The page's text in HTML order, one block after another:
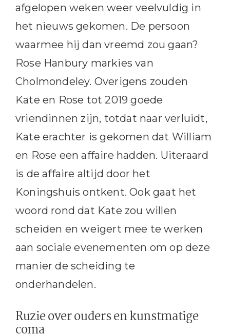
afgelopen weken weer veelvuldig in
het nieuws gekomen. De persoon
waarmee hij dan vreemd zou gaan?
Rose Hanbury markies van
Cholmondeley. Overigens zouden
Kate en Rose tot 2019 goede
vriendinnen zijn, totdat naar verluidt,
Kate erachter is gekomen dat William
en Rose een affaire hadden. Uiteraard
is de affaire altijd door het
Koningshuis ontkent. Ook gaat het
woord rond dat Kate zou willen
scheiden en weigert mee te werken
aan sociale evenementen om op deze
manier de scheiding te
onderhandelen.
Ruzie over ouders en kunstmatige
coma